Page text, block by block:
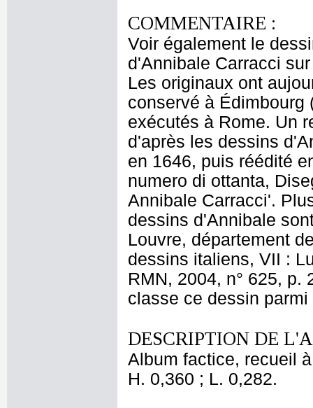
COMMENTAIRE :
Voir également le
d'Annibale Carracci
Les originaux ont
conservé à Édimbourg
exécutés à Rome. Un
d'après les dessins
en 1646, puis réédité
numero di ottanta,
Annibale Carracci'.
dessins d'Annibale
Louvre, département
dessins italiens, VII :
RMN, 2004, n° 625, p.
classe ce dessin
DESCRIPTION DE
Album factice, recueil
H. 0,360 ; L. 0,282.